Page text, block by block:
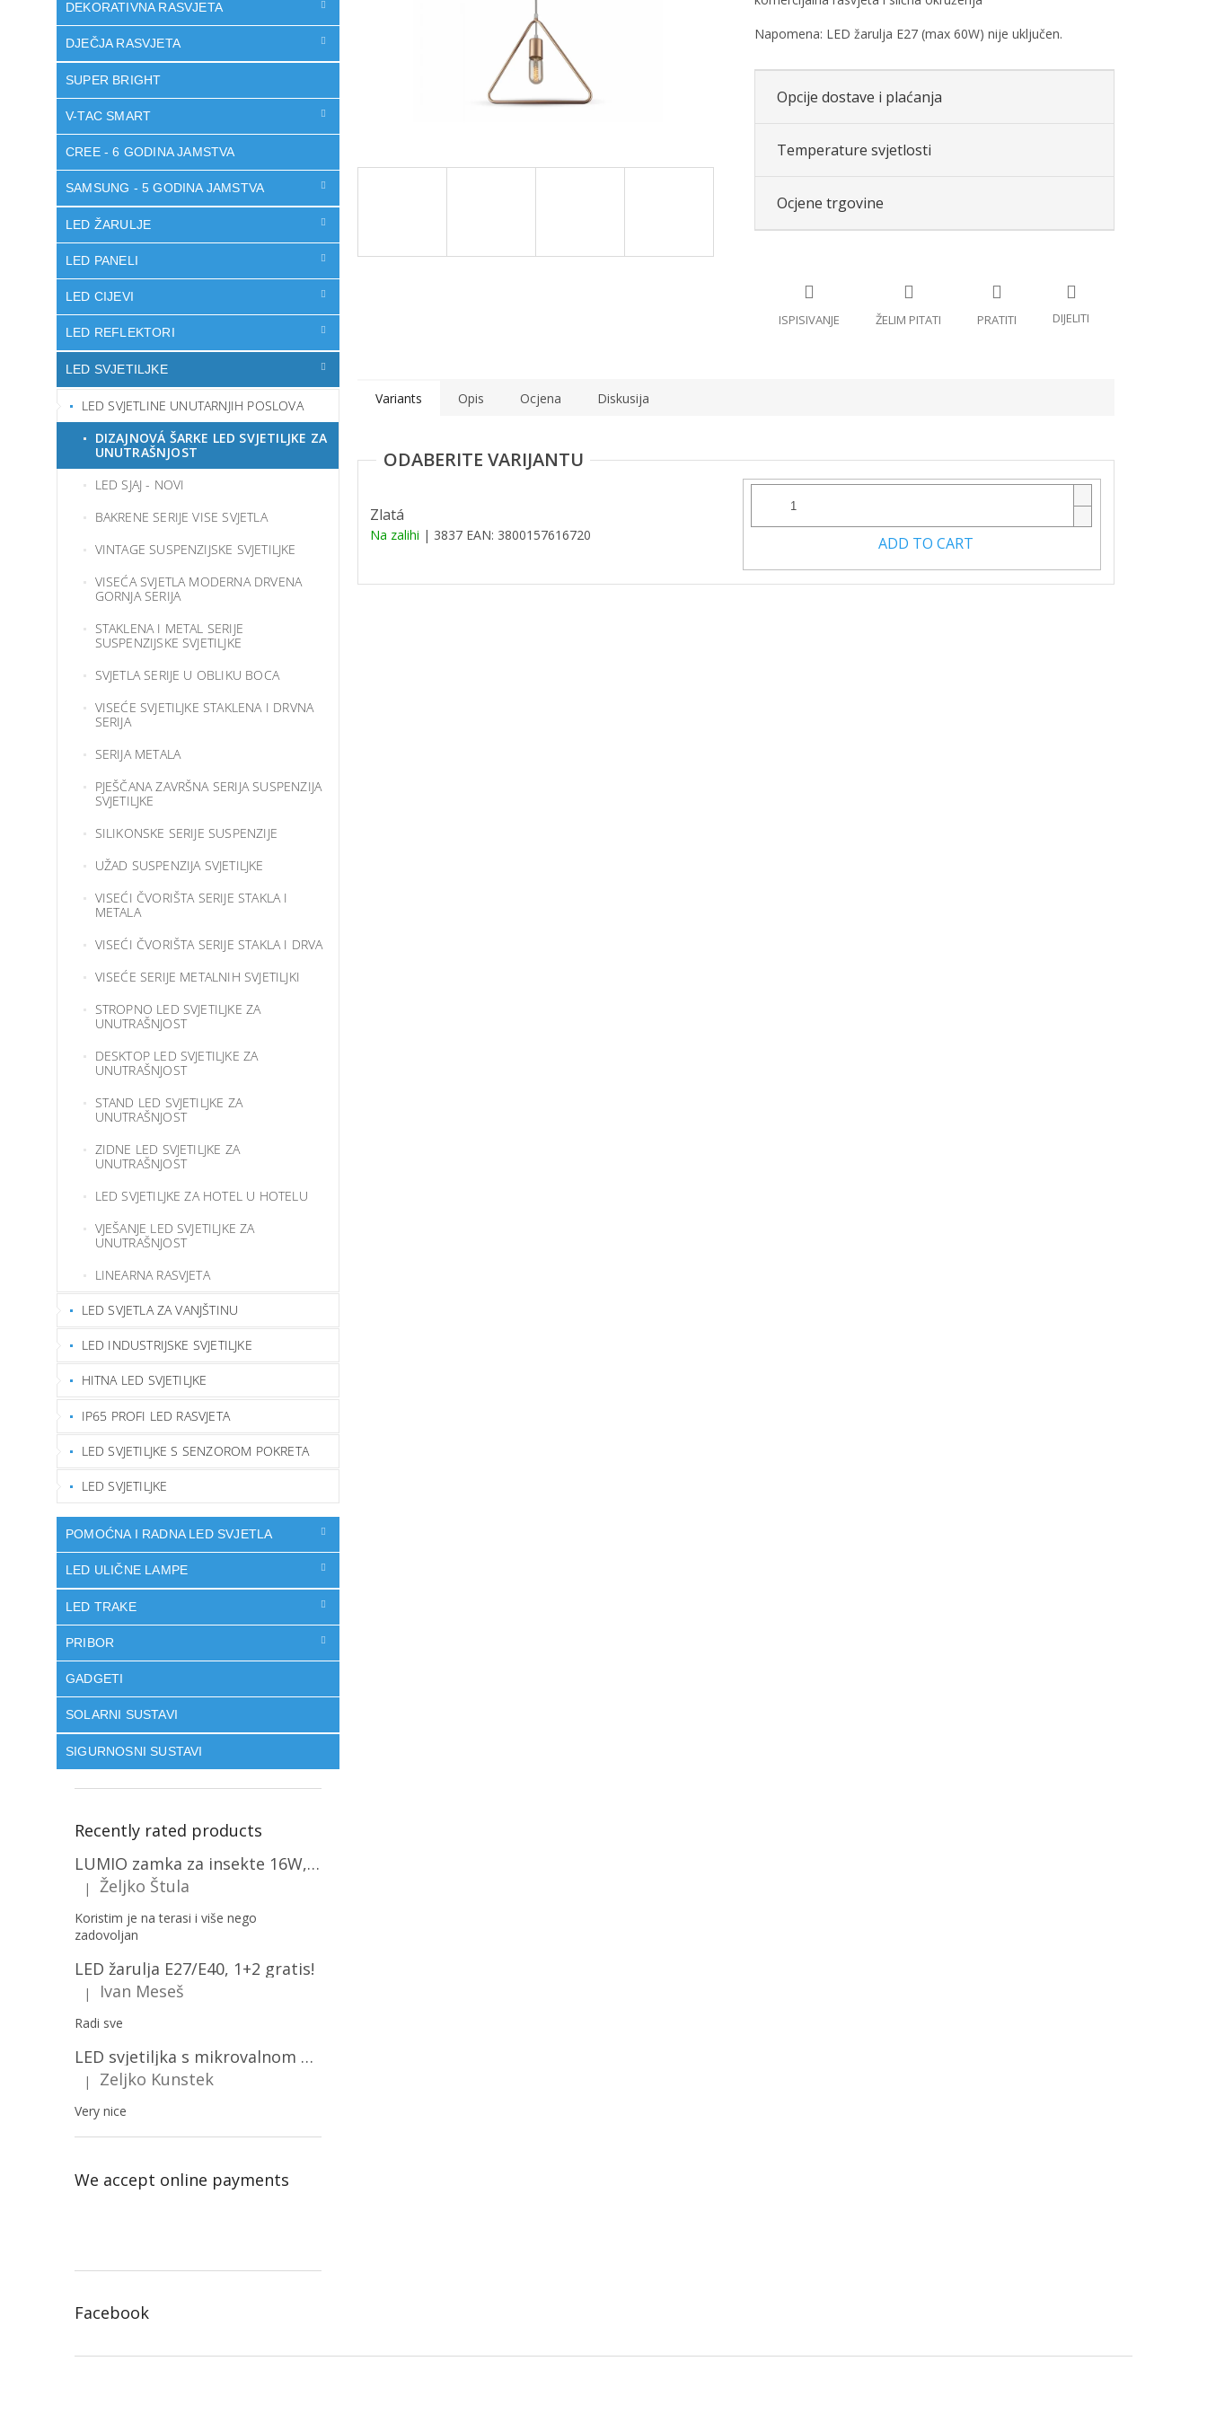
DEKORATIVNA RASVJETA
DJEČJA RASVJETA
SUPER BRIGHT
V-TAC SMART
CREE - 6 GODINA JAMSTVA
SAMSUNG - 5 GODINA JAMSTVA
LED ŽARULJE
LED PANELI
LED CIJEVI
LED REFLEKTORI
LED SVJETILJKE
LED SVJETLINE UNUTARNJIH POSLOVA
DIZAJNOVÁ ŠARKE LED SVJETILJKE ZA
UNUTRAŠNJOST
LED SJAJ - NOVI
BAKRENE SERIJE VISE SVJETLA
VINTAGE SUSPENZIJSKE SVJETILJKE
VISEĆA SVJETLA MODERNA DRVENA
GORNJA SERIJA
STAKLENA I METAL SERIJE
SUSPENZIJSKE SVJETILJKE
SVJETLA SERIJE U OBLIKU BOCA
VISEĆE SVJETILJKE STAKLENA I DRVNA
SERIJA
SERIJA METALA
PJEŠČANA ZAVRŠNA SERIJA SUSPENZIJA
SVJETILJKE
SILIKONSKE SERIJE SUSPENZIJE
UŽAD SUSPENZIJA SVJETILJKE
VISEĆI ČVORIŠTA SERIJE STAKLA I
METALA
VISEĆI ČVORIŠTA SERIJE STAKLA I DRVA
VISEĆE SERIJE METALNIH SVJETILJKI
STROPNO LED SVJETILJKE ZA
UNUTRAŠNJOST
DESKTOP LED SVJETILJKE ZA
UNUTRAŠNJOST
STAND LED SVJETILJKE ZA
UNUTRAŠNJOST
ZIDNE LED SVJETILJKE ZA
UNUTRAŠNJOST
LED SVJETILJKE ZA HOTEL U HOTELU
VJEŠANJE LED SVJETILJKE ZA
UNUTRAŠNJOST
LINEARNA RASVJETA
LED SVJETLA ZA VANJŠTINU
LED INDUSTRIJSKE SVJETILJKE
HITNA LED SVJETILJKE
IP65 PROFI LED RASVJETA
LED SVJETILJKE S SENZOROM POKRETA
LED SVJETILJKE
POMOĆNA I RADNA LED SVJETLA
LED ULIČNE LAMPE
LED TRAKE
PRIBOR
GADGETI
SOLARNI SUSTAVI
SIGURNOSNI SUSTAVI
Recently rated products
LUMIO zamka za insekte 16W, 1+1 gratis! [MKE004]
The product rating is 5 out of 5 stars.
| Željko Štula
Koristim je na terasi i više nego
zadovoljan
LED žarulja E27/E40, 1+2 gratis!
The product rating is 5 out of 5 stars.
| Ivan Meseš
Radi sve
LED svjetiljka s mikrovalnom pećnicom i svjetlosnim senzorom 36W, 3820lm, okrugla, bijeli okvir/2-PACK!
The product rating is 5 out of 5 stars.
| Zeljko Kunstek
Very nice
We accept online payments
Facebook
Napomena: LED žarulja E27 (max 60W) nije uključen.
Opcije dostave i plaćanja
Temperature svjetlosti
Ocjene trgovine
Variants Opis Ocjena Diskusija
Zlatá
Na zalihi | 3837 EAN: 3800157616720 ADD TO CART